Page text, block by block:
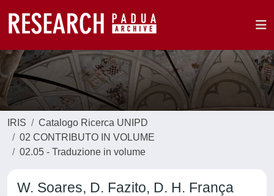
IRIS
Catalogo Ricerca UNIPD
02 CONTRIBUTO IN VOLUME
02.05 - Traduzione in volume
W. Soares, D. Fazito, D. H. França